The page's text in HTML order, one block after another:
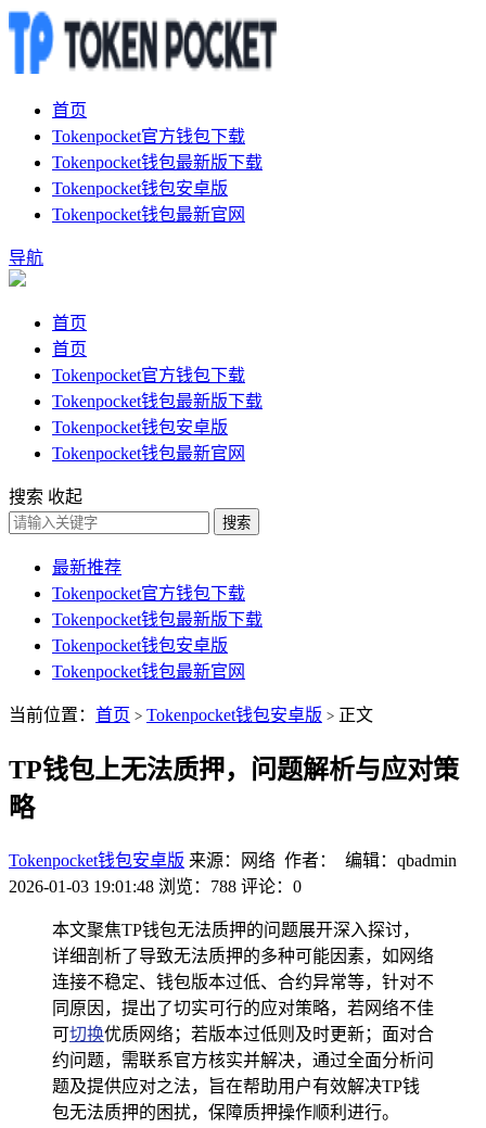
首页
Tokenpocket官方钱包下载
Tokenpocket钱包最新版下载
Tokenpocket钱包安卓版
Tokenpocket钱包最新官网
导航
首页
首页
Tokenpocket官方钱包下载
Tokenpocket钱包最新版下载
Tokenpocket钱包安卓版
Tokenpocket钱包最新官网
搜索 收起
搜索
最新推荐
Tokenpocket官方钱包下载
Tokenpocket钱包最新版下载
Tokenpocket钱包安卓版
Tokenpocket钱包最新官网
当前位置： 首页 > Tokenpocket钱包安卓版 > 正文
TP钱包上无法质押，问题解析与应对策
略
Tokenpocket钱包安卓版 来源：网络 作者： 编辑：qbadmin
2026-01-03 19:01:48 浏览：788 评论：0
本文聚焦TP钱包无法质押的问题展开深入探讨，
详细剖析了导致无法质押的多种可能因素，如网络
连接不稳定、钱包版本过低、合约异常等，针对不
同原因，提出了切实可行的应对策略，若网络不佳
可切换优质网络；若版本过低则及时更新；面对合
约问题，需联系官方核实并解决，通过全面分析问
题及提供应对之法，旨在帮助用户有效解决TP钱
包无法质押的困扰，保障质押操作顺利进行。